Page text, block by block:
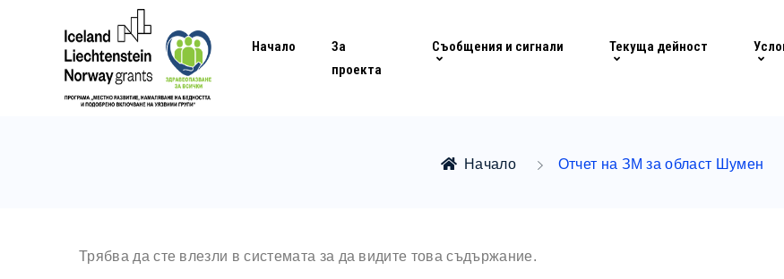
Начало
За
проекта
Съобщения и сигнали Текуща дейност
Начало Отчет на ЗМ за област Шумен
Трябва да сте влезли в системата за да видите това съдържание.